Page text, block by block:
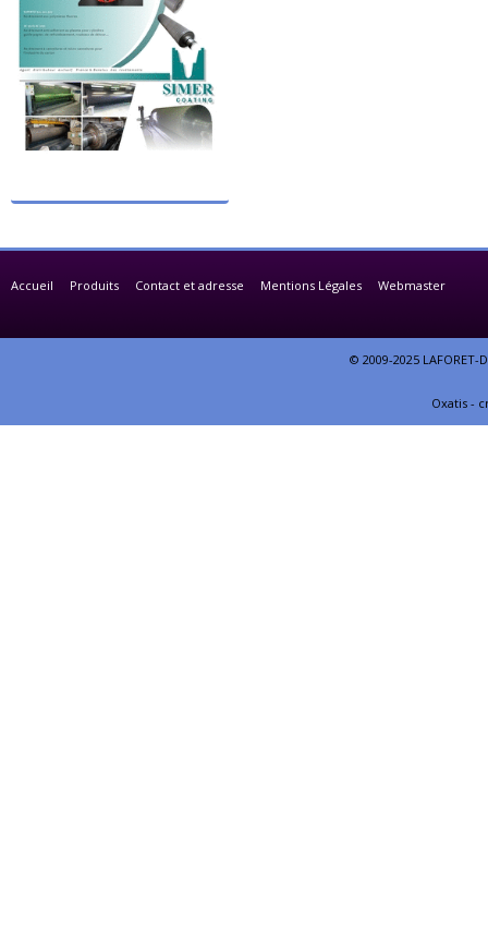
Accueil Produits Contact et adresse Mentions Légales Webmaster
© 2009-2025 LAFORET-
Oxatis -